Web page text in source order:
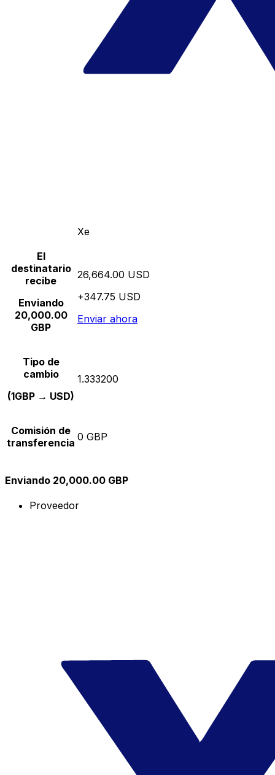
Xe
El
destinatario
recibe
Enviando
20,000.00
GBP
26,664.00 USD
+347.75 USD
Enviar ahora
Tipo de
cambio
(1GBP → USD)
1.333200
Comisión de
transferencia 0 GBP
Enviando 20,000.00 GBP
Proveedor